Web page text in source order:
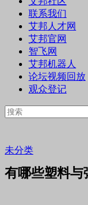
联系我们
艾邦人才网
艾邦官网
智飞网
艾邦机器人
论坛视频回放
观众登记
未分类
有哪些塑料与